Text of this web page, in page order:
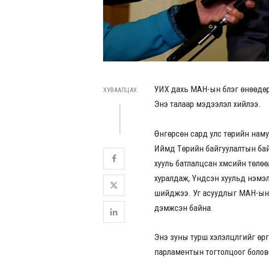
ХУВААЛЦАХ
УИХ дахь МАН-ын бүлэг
Энэ талаар мэдээлэл хийлээ.
Өнгөрсөн сард улс төрийн
Иймд Төрийн байгуулалтын
хууль батлалцсан хүмүүсийн
хуралдаж, Үндсэн хуульд
шийджээ. Уг асуудлыг МАН-ын
дэмжсэн байна.
Энэ зуны турш хэлэлцүүлгийг
парламентын тогтолцоог